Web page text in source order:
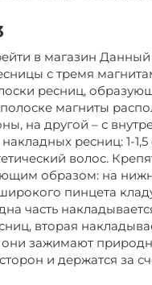
в магазин
с тремя
ресниц,
магниты
на другой – с
ресниц: 1-1,5
волос.
образом: на
пинцета
часть
вторая
они зажимают
и держатся за